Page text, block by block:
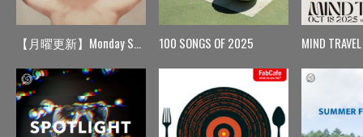
【月曜更新】Monday Spin 100 SONGS OF 2025 MIND TRAVEL